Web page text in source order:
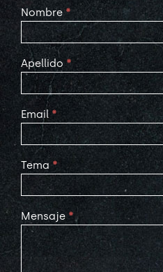
Contact
Us
Nombre *
Apellido *
Email *
Tema *
Mensaje *